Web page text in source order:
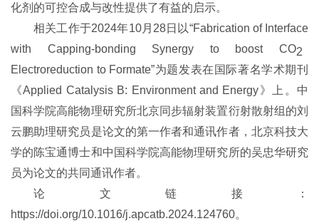
化剂的可控合成与改性提供了有益的启示。
相关工作于2024年10月28日以“Fabrication of Interface
with Capping-bonding Synergy to boost CO2
Electroreduction to Formate”为题发表在国际著名学术期刊
《Applied Catalysis B: Environment and Energy》上。中
国科学院高能物理研究所北京同步辐射装置衍射散射组的刘
云鹏助理研究员是论文的第一作者和通讯作者，北京科技大
学的陈宝通博士和中国科学院高能物理研究所的吴忠华研究
员为论文的共同通讯作者。
论文链接：
https://doi.org/10.1016/j.apcatb.2024.124760。